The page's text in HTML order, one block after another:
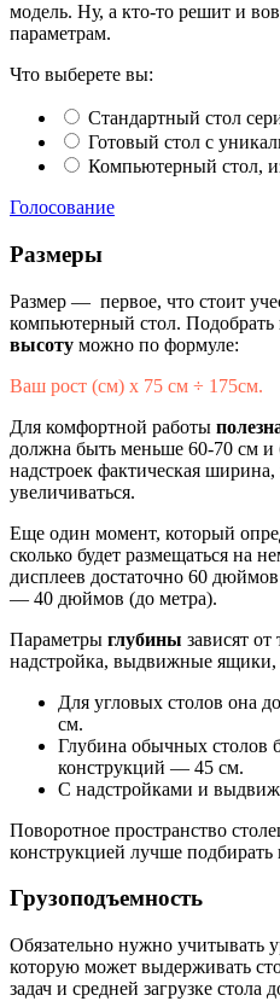
модель. Ну, а кто-то решит и
параметрам.
Что выберете вы:
Стандартный стол
Готовый стол с
Компьютерный стол,
Голосование
Размеры
Размер — первое, что стоит
компьютерный стол.
высоту можно по формуле:
Ваш рост (см) х 75 см ÷ 175см.
Для комфортной работы
должна быть меньше 60-70 см
надстроек фактическая
увеличиваться.
Еще один момент, который
сколько будет размещаться на
дисплеев достаточно 60
— 40 дюймов (до метра).
Параметры глубины зависят
надстройка, выдвижные ящики,
Для угловых столов она
см.
Глубина обычных столов
конструкций — 45 см.
С надстройками и
Поворотное пространство
конструкцией лучше подбирать
Грузоподъемность
Обязательно нужно учитывать
которую может выдерживать
задач и средней загрузке стола